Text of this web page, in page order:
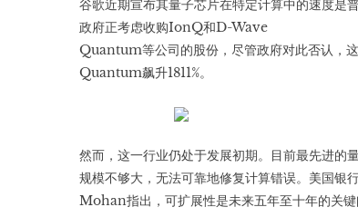
谷歌近期宣布其量子芯片在特定计算中的速度
政府正考虑收购IonQ和D-Wave
Quantum等公司的股份，尽管政府对此否认，
Quantum飙升1811%。
然而，这一行业仍处于发展初期。目前最先进的
规模不够大，无法可靠地修复计算错误。美国银
Mohan指出，可扩展性是未来五年至十年的关键